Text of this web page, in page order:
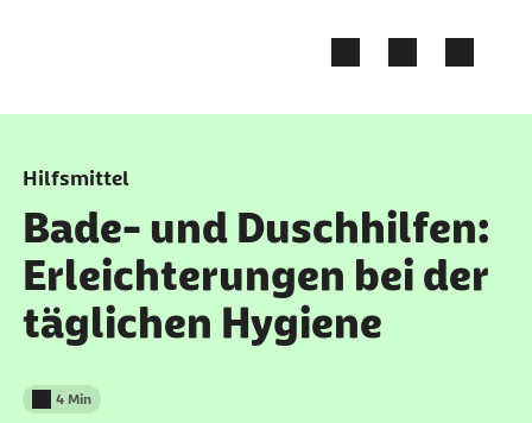
Hilfsmittel
Bade- und Duschhilfen:
Erleichterungen bei der
täglichen Hygiene
Lesedauer weniger als
4 Min